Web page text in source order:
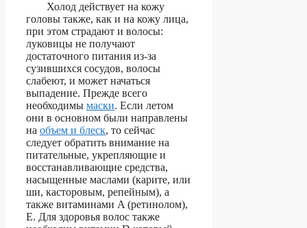
Холод действует на кожу
головы также, как и на кожу лица,
при этом страдают и волосы:
луковицы не получают
достаточного питания из-за
сузившихся сосудов, волосы
слабеют, и может начаться
выпадение. Прежде всего
необходимы маски. Если летом
они в основном были направлены
на объем и блеск, то сейчас
следует обратить внимание на
питательные, укрепляющие и
восстанавливающие средства,
насыщенные маслами (карите, или
ши, касторовым, репейным), а
также витаминами A (ретинолом),
E. Для здоровья волос также